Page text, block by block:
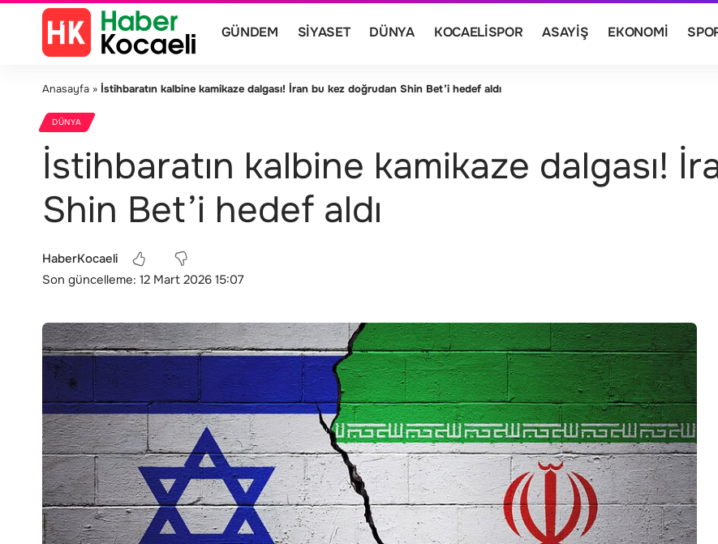
GÜNDEM SIYASET DÜNYA KOCAELISPOR ASAYIŞ EKONOMI
Anasayfa » İstihbaratın kalbine kamikaze dalgası! İran bu kez doğrudan Shin Bet’i hedef aldı
DÜNYA
İstihbaratın kalbine kamikaze dalgası!
Shin Bet’i hedef aldı
Son güncelleme: 12 Mart 2026 15:07
HaberKocaeli